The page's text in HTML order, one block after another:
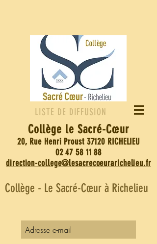
LISTE DE DIFFUSION
Collège le Sacré-Cœur
20, Rue Henri Proust 37120 RICHELIEU
02 47 58 11 88
direction-college@lesacrecoeurarichelieu.fr
Collège - Le Sacré-Cœur à Richelieu